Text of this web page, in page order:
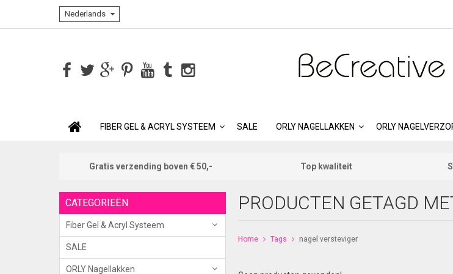
Nederlands
FIBER GEL & ACRYL SYSTEEM SALE ORLY NAGELLAKKEN ORLY
Gratis verzending boven € 50,- Top kwaliteit
CATEGORIEËN
Fiber Gel & Acryl Systeem
SALE
ORLY Nagellakken
PRODUCTEN GETAGD
Home Tags nagel versteviger